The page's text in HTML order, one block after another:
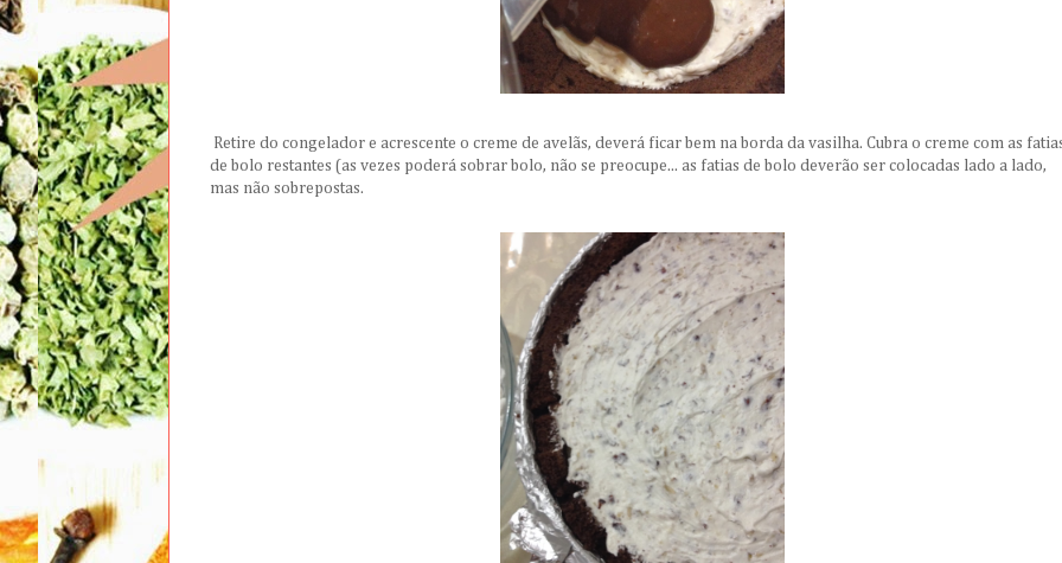
Retire do congelador e acrescente o creme de avelãs, deverá ficar bem na borda da vasilha. Cubra o creme com as
de bolo restantes (as vezes poderá sobrar bolo, não se preocupe... as fatias de bolo deverão ser colocadas lado a lado,
mas não sobrepostas.